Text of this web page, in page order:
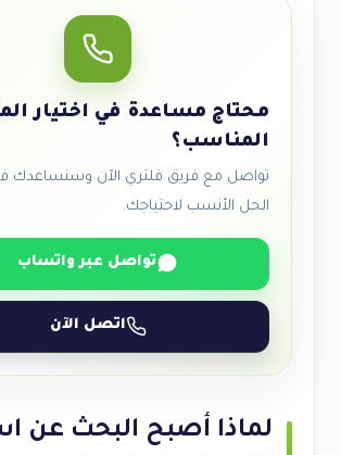
محتاج مساعدة في اختيار
المناسب؟
تواصل مع فريق فلتري الآن وسنساعدك في
الحل الأنسب لاحتياجك.
تواصل عبر واتساب
اتصل الآن
لماذا أصبح البحث عن